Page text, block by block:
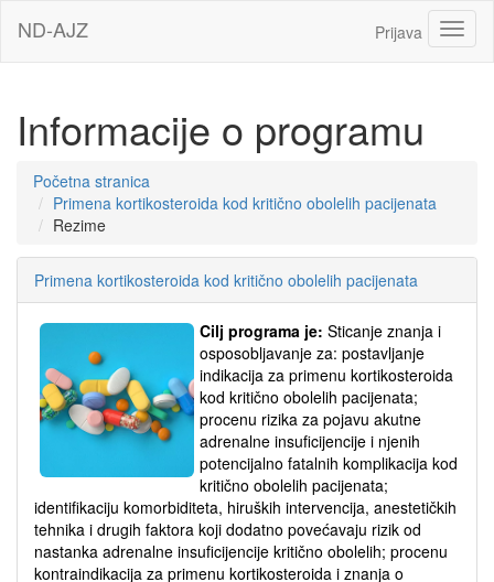
ND-AJZ Prijava
Informacije o programu
Početna stranica
Primena kortikosteroida kod kritično obolelih pacijenata
Rezime
Primena kortikosteroida kod kritično obolelih pacijenata
Cilj programa je: Sticanje znanja i
osposobljavanje za: postavljanje
indikacija za primenu kortikosteroida
kod kritično obolelih pacijenata;
procenu rizika za pojavu akutne
adrenalne insuficijencije i njenih
potencijalno fatalnih komplikacija kod
kritično obolelih pacijenata;
identifikaciju komorbiditeta, hiruških intervencija, anestetičkih
tehnika i drugih faktora koji dodatno povećavaju rizik od
nastanka adrenalne insuficijencije kritično obolelih; procenu
kontraindikacija za primenu kortikosteroida i znanja o